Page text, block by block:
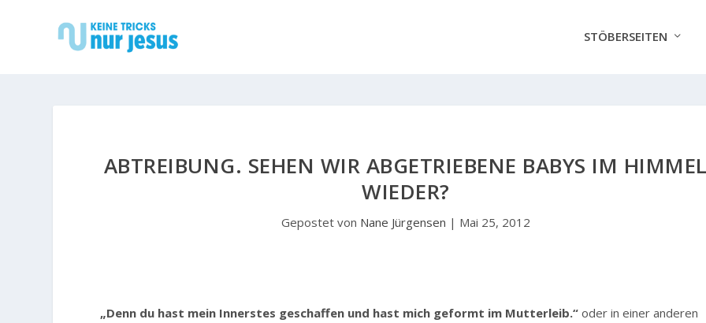
STÖBERSEITEN
ABTREIBUNG. SEHEN WIR ABGETRIEBENE BABYS IM
WIEDER?
Gepostet von Nane Jürgensen | Mai 25, 2012
„Denn du hast mein Innerstes geschaffen und hast mich geformt im Mutterleib.“ oder in einer anderen